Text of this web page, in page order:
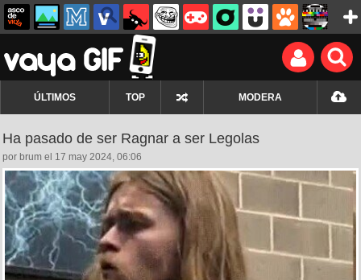
ÚLTIMOS TOP MODERA
Ha pasado de ser Ragnar a ser Legolas
por brum el 17 may 2024, 06:06